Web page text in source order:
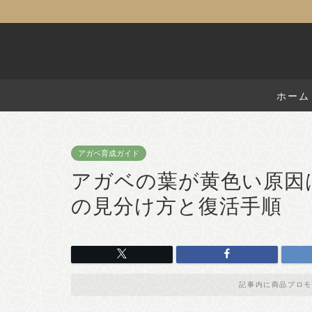
ホーム
アガベ育成ガイド
アガベの葉が黄色い原
の見分け方と復活手順
記事内に商品プロ